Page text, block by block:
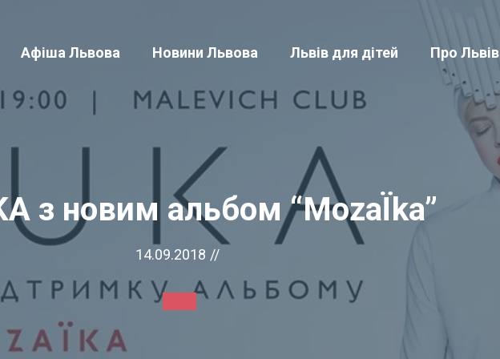
Афіша Львова Новини Львова Львів для дітей Про Львів
з новим альбом “MozaЇka”
14.09.2018 //